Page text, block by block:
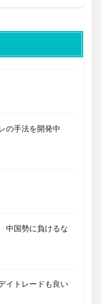
の手法を開発中
中国勢に負けるな
イトレードも良い